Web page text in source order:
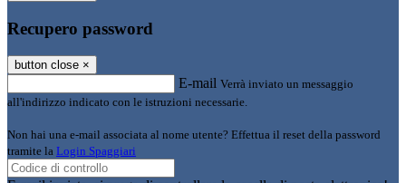
Recupero password
button close ×
E-mail Verrà inviato un messaggio
all'indirizzo indicato con le istruzioni necessarie.
Non hai una e-mail associata al nome utente? Effettua il reset della password
tramite la Login Spaggiari